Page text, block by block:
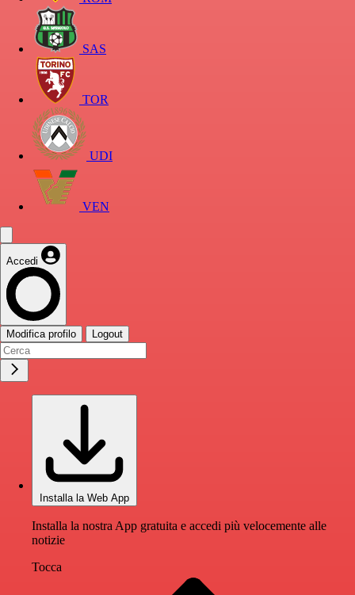
SAS
TOR
UDI
VEN
Accedi
Modifica profilo Logout
Installa la Web App
Installa la nostra App gratuita e accedi più velocemente alle
notizie
Tocca